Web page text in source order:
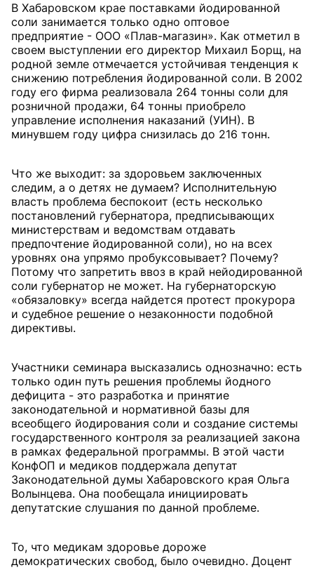
В Хабаровском крае поставками йодированной
соли занимается только одно оптовое
предприятие - ООО «Плав-магазин». Как отметил в
своем выступлении его директор Михаил Борщ, на
родной земле отмечается устойчивая тенденция к
снижению потребления йодированной соли. В 2002
году его фирма реализовала 264 тонны соли для
розничной продажи, 64 тонны приобрело
управление исполнения наказаний (УИН). В
минувшем году цифра снизилась до 216 тонн.
Что же выходит: за здоровьем заключенных
следим, а о детях не думаем? Исполнительную
власть проблема беспокоит (есть несколько
постановлений губернатора, предписывающих
министерствам и ведомствам отдавать
предпочтение йодированной соли), но на всех
уровнях она упрямо пробуксовывает? Почему?
Потому что запретить ввоз в край нейодированной
соли губернатор не может. На губернаторскую
«обязаловку» всегда найдется протест прокурора
и судебное решение о незаконности подобной
директивы.
Участники семинара высказались однозначно: есть
только один путь решения проблемы йодного
дефицита - это разработка и принятие
законодательной и нормативной базы для
всеобщего йодирования соли и создание системы
государственного контроля за реализацией закона
в рамках федеральной программы. В этой части
КонфОП и медиков поддержала депутат
Законодательной думы Хабаровского края Ольга
Волынцева. Она пообещала инициировать
депутатские слушания по данной проблеме.
То, что медикам здоровье дороже
демократических свобод, было очевидно. Доцент